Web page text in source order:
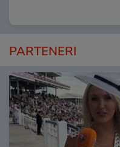
PARTENERI